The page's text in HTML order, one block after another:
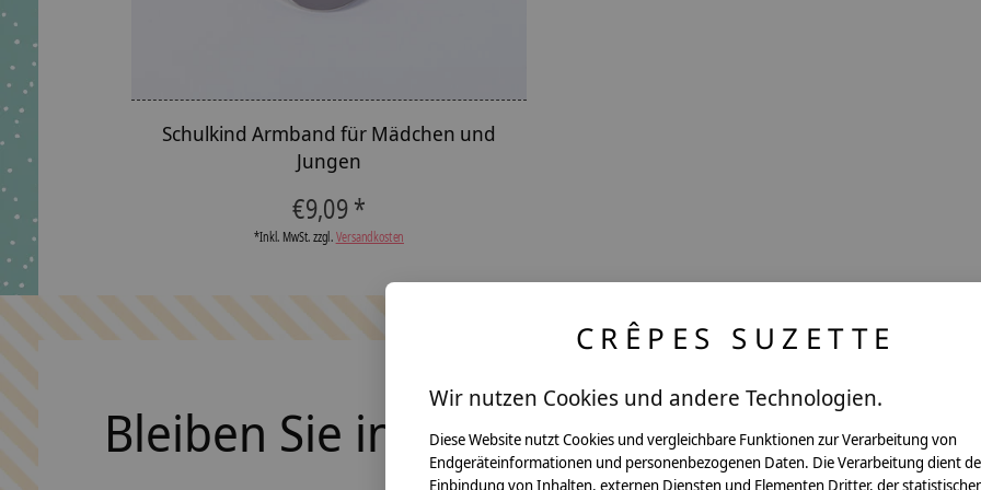
Schulkind Armband für Mädchen und
Jungen
€9,09 *
*Inkl. MwSt. zzgl.Versandkosten
Bleiben Sie in Kontakt
CRÊPES SUZETTE
Wir nutzen Cookies und andere Technologien.
Diese Website nutzt Cookies und vergleichbare Funktionen zur Verarbeitung von
Endgeräteinformationen und personenbezogenen Daten. Die Verarbeitung dient
Einbindung von Inhalten, externen Diensten und Elementen Dritter, der